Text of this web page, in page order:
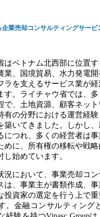
業売却コンサルティングサービ
はベトナム北西部に位置
業、国境貿易、水力発電開
ラを支えるサービス業が
す。ライチャウ省では、
で、土地資源、顧客ネット
有の分野における運営経験
築いてきました。しかし
につれ、多くの経営者は
めに、所有権の移転や戦
し始めています。
況において、事業売却コン
は、事業主が書類作成、
投資家の選定を行う上で重
。金融コンサルティング